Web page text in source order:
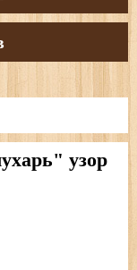
узор